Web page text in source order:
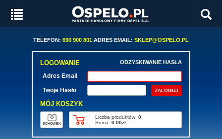
TELEFON: 690 900 801 ADRES EMAIL: SKLEP@OSPELO.PL
LOGOWANIE ODZYSKIWANIE HASŁA
Adres Email
Twoje Hasło
MÓJ KOSZYK
SCHOWEK
Liczba produktów: 0
Suma: 0.00zł